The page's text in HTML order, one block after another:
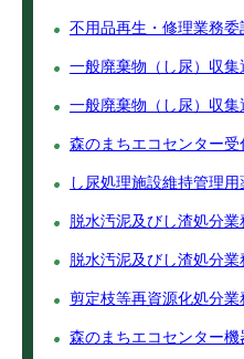
不用品再生・修理業務委
一般廃棄物（し尿）収集
一般廃棄物（し尿）収集
森のまちエコセンター
し尿処理施設維持管理用
脱水汚泥及びし渣処分業
脱水汚泥及びし渣処分業
剪定枝等再資源化処分業
森のまちエコセンター